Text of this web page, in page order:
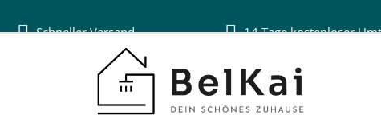
Schneller Versand 14 Tage kostenloser